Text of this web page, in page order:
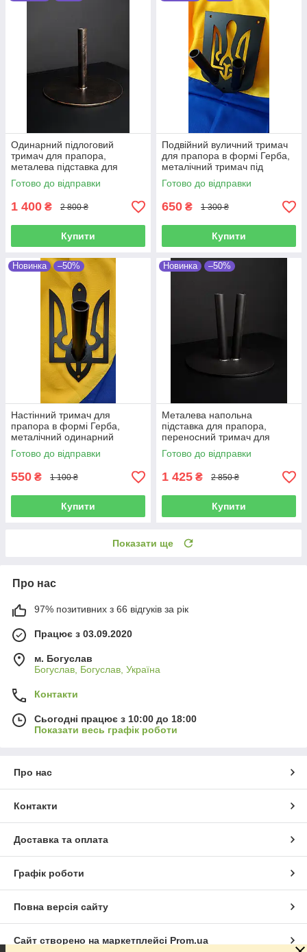
Одинарний підлоговий
тримач для прапора,
металева підставка для
прапора колір платина
діаметр 31 см
Готово до відправки
1 400 ₴ 2 800 ₴
Купити
Подвійний вуличний тримач
для прапора в формі Герба,
металічний тримач під
флагшток в формі Тризуба,
29х20,5 см
Готово до відправки
650 ₴ 1 300 ₴
Купити
Новинка –50%
Настінний тримач для
прапора в формі Герба,
металічний одинарний
тримач під флагшток чорно-
матовий в формі Тризуба,
27,5х16,5 см
Готово до відправки
550 ₴ 1 100 ₴
Купити
Новинка –50%
Металева напольна
підставка для прапора,
переносний тримач для
прапора, колір чорний
матовий діаметр 31 см
Готово до відправки
1 425 ₴ 2 850 ₴
Купити
Показати ще
Про нас
97% позитивних з 66 відгуків за рік
Працює з 03.09.2020
м. Богуслав
Богуслав, Богуслав, Україна
Контакти
Сьогодні працює з 10:00 до 18:00
Показати весь графік роботи
Про нас
Контакти
Доставка та оплата
Графік роботи
Повна версія сайту
Сайт створено на маркетплейсі Prom.ua